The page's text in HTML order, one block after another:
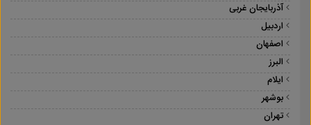
آذربایجان غربی
اردبیل
اصفهان
البرز
ایلام
بوشهر
تهران